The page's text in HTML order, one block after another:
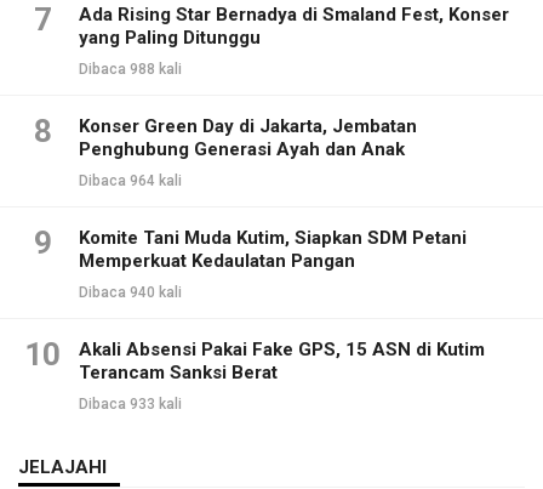
7
Ada Rising Star Bernadya di Smaland Fest, Konser
yang Paling Ditunggu
Dibaca 988 kali
8
Konser Green Day di Jakarta, Jembatan
Penghubung Generasi Ayah dan Anak
Dibaca 964 kali
9
Komite Tani Muda Kutim, Siapkan SDM Petani
Memperkuat Kedaulatan Pangan
Dibaca 940 kali
10
Akali Absensi Pakai Fake GPS, 15 ASN di Kutim
Terancam Sanksi Berat
Dibaca 933 kali
JELAJAHI